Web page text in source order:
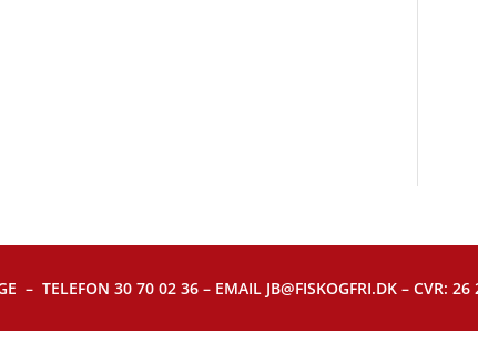
– TELEFON 30 70 02 36 – EMAIL JB@FISKOGFRI.DK – CVR: 26